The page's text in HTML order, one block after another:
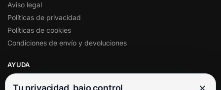
Aviso legal
Políticas de privacidad
Políticas de cookies
Condiciones de envío y devoluciones
AYUDA
Tu privacidad, bajo control